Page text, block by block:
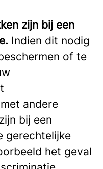
zijn bij een
Indien dit nodig
of te
andere
bij een
gerechtelijke
het geval